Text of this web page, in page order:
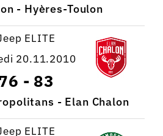
- Hyères-Toulon
ELITE
20.11.2010
- 83
- Elan Chalon
ELITE